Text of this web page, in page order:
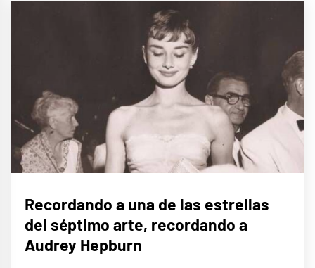
SERIES
Y TV
Recordando a una de las estrellas
del séptimo arte, recordando a
Audrey Hepburn